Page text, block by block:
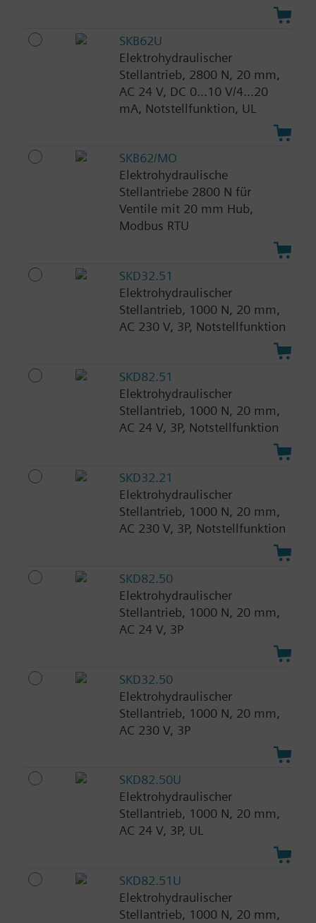
SKB62U
Elektrohydraulischer
Stellantrieb, 2800 N, 20 mm,
AC 24 V, DC 0...10 V/4...20
mA, Notstellfunktion, UL
SKB62/MO
Elektrohydraulische
Stellantriebe 2800 N für
Ventile mit 20 mm Hub,
Modbus RTU
SKD32.51
Elektrohydraulischer
Stellantrieb, 1000 N, 20 mm,
AC 230 V, 3P, Notstellfunktion
SKD82.51
Elektrohydraulischer
Stellantrieb, 1000 N, 20 mm,
AC 24 V, 3P, Notstellfunktion
SKD32.21
Elektrohydraulischer
Stellantrieb, 1000 N, 20 mm,
AC 230 V, 3P, Notstellfunktion
SKD82.50
Elektrohydraulischer
Stellantrieb, 1000 N, 20 mm,
AC 24 V, 3P
SKD32.50
Elektrohydraulischer
Stellantrieb, 1000 N, 20 mm,
AC 230 V, 3P
SKD82.50U
Elektrohydraulischer
Stellantrieb, 1000 N, 20 mm,
AC 24 V, 3P, UL
SKD82.51U
Elektrohydraulischer
Stellantrieb, 1000 N, 20 mm,